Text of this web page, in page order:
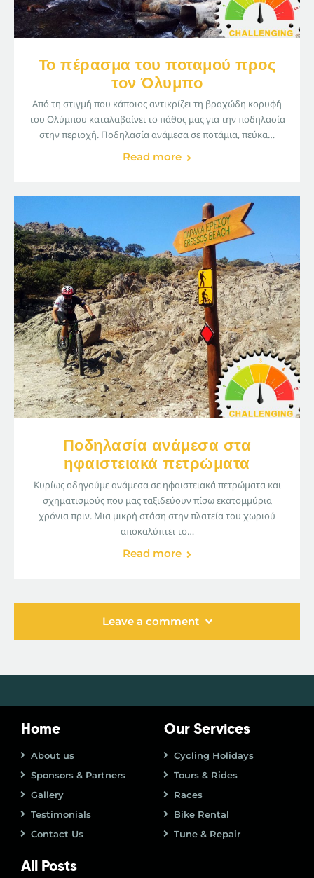
Το πέρασμα του ποταμού προς
τον Όλυμπο
Από τη στιγμή που κάποιος αντικρίζει τη βραχώδη κορυφή
του Ολύμπου καταλαβαίνει το πάθος μας για την ποδηλασία
στην περιοχή. Ποδηλασία ανάμεσα σε ποτάμια, πεύκα…
Read more
Ποδηλασία ανάμεσα στα
ηφαιστειακά πετρώματα
Κυρίως οδηγούμε ανάμεσα σε ηφαιστειακά πετρώματα και
σχηματισμούς που μας ταξιδεύουν πίσω εκατομμύρια
χρόνια πριν. Μια μικρή στάση στην πλατεία του χωριού
αποκαλύπτει το…
Read more
Leave a comment
Home
About us
Sponsors & Partners
Gallery
Testimonials
Contact Us
Our Services
Cycling Holidays
Tours & Rides
Races
Bike Rental
Tune & Repair
All Posts